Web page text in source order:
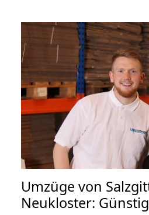
Umzüge von
Neukloster: